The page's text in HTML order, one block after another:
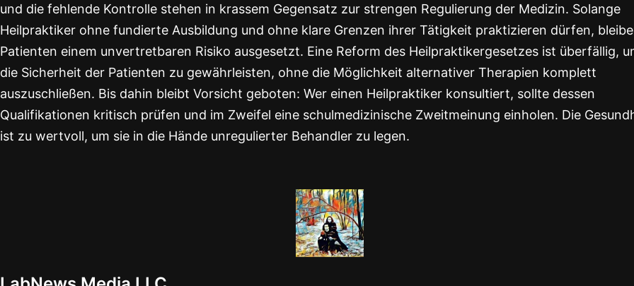
und die fehlende Kontrolle stehen in krassem Gegensatz zur strengen Regulierung der Medizin. Solange
Heilpraktiker ohne fundierte Ausbildung und ohne klare Grenzen ihrer Tätigkeit praktizieren dürfen,
Patienten einem unvertretbaren Risiko ausgesetzt. Eine Reform des Heilpraktikergesetzes ist überfällig,
die Sicherheit der Patienten zu gewährleisten, ohne die Möglichkeit alternativer Therapien komplett
auszuschließen. Bis dahin bleibt Vorsicht geboten: Wer einen Heilpraktiker konsultiert, sollte dessen
Qualifikationen kritisch prüfen und im Zweifel eine schulmedizinische Zweitmeinung einholen. Die
ist zu wertvoll, um sie in die Hände unregulierter Behandler zu legen.